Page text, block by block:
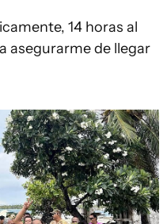
14 horas al
asegurarme de llegar